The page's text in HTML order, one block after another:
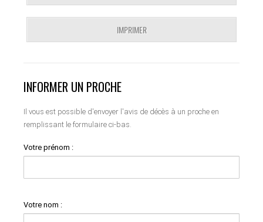
IMPRIMER
INFORMER UN PROCHE
Il vous est possible d'envoyer l'avis de décès à un proche en
remplissant le formulaire ci-bas.
Votre prénom :
Votre nom :